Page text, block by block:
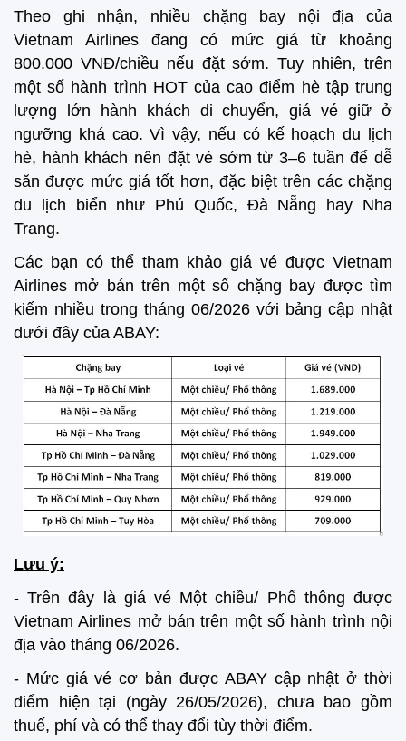
Theo ghi nhận, nhiều chặng bay nội địa của
Vietnam Airlines đang có mức giá từ khoảng
800.000 VNĐ/chiều nếu đặt sớm. Tuy nhiên, trên
một số hành trình HOT của cao điểm hè tập trung
lượng lớn hành khách di chuyển, giá vé giữ ở
ngưỡng khá cao. Vì vậy, nếu có kế hoạch du lịch
hè, hành khách nên đặt vé sớm từ 3–6 tuần để dễ
săn được mức giá tốt hơn, đặc biệt trên các chặng
du lịch biển như Phú Quốc, Đà Nẵng hay Nha
Trang.
Các bạn có thể tham khảo giá vé được Vietnam
Airlines mở bán trên một số chặng bay được tìm
kiếm nhiều trong tháng 06/2026 với bảng cập nhật
dưới đây của ABAY:
Lưu ý:
- Trên đây là giá vé Một chiều/ Phổ thông được
Vietnam Airlines mở bán trên một số hành trình nội
địa vào tháng 06/2026.
- Mức giá vé cơ bản được ABAY cập nhật ở thời
điểm hiện tại (ngày 26/05/2026), chưa bao gồm
thuế, phí và có thể thay đổi tùy thời điểm.